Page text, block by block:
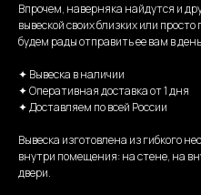
Впрочем, наверняка найдутся и
вывеской своих близких или
будем рады отправить ее вам в
✦ Вывеска в наличии
✦ Оперативная доставка от 1 дня
✦ Доставляем по всей России
Вывеска изготовлена из гибкого
внутри помещения: на стене, на
двери.